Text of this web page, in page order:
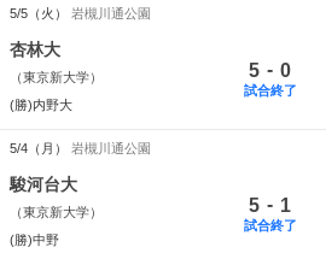
5/5（火） 岩槻川通公園
杏林大
（東京新大学）
(勝)内野大
5 - 0
試合終了
5/4（月） 岩槻川通公園
駿河台大
（東京新大学）
(勝)中野
5 - 1
試合終了